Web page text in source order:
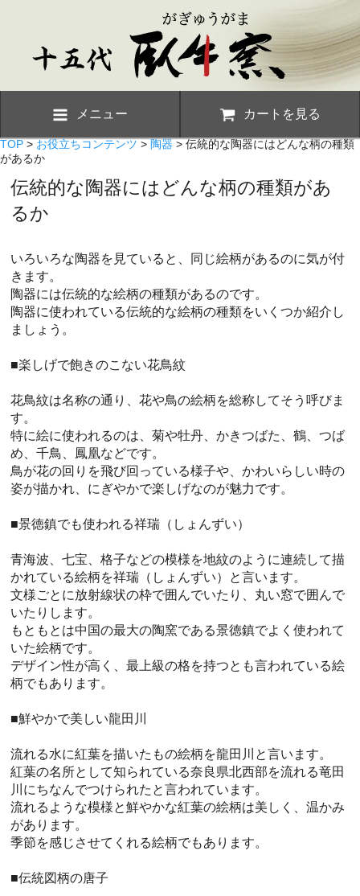
メニュー カートを見る
TOP > お役立ちコンテンツ > 陶器 > 伝統的な陶器にはどんな柄の種類
があるか
伝統的な陶器にはどんな柄の種類があ
るか
いろいろな陶器を見ていると、同じ絵柄があるのに気が付
きます。
陶器には伝統的な絵柄の種類があるのです。
陶器に使われている伝統的な絵柄の種類をいくつか紹介し
ましょう。
■楽しげで飽きのこない花鳥紋
花鳥紋は名称の通り、花や鳥の絵柄を総称してそう呼びま
す。
特に絵に使われるのは、菊や牡丹、かきつばた、鶴、つば
め、千鳥、鳳凰などです。
鳥が花の回りを飛び回っている様子や、かわいらしい時の
姿が描かれ、にぎやかで楽しげなのが魅力です。
■景徳鎮でも使われる祥瑞（しょんずい）
青海波、七宝、格子などの模様を地紋のように連続して描
かれている絵柄を祥瑞（しょんずい）と言います。
文様ごとに放射線状の枠で囲んでいたり、丸い窓で囲んで
いたりします。
もともとは中国の最大の陶窯である景徳鎮でよく使われて
いた絵柄です。
デザイン性が高く、最上級の格を持つとも言われている絵
柄でもあります。
■鮮やかで美しい龍田川
流れる水に紅葉を描いたもの絵柄を龍田川と言います。
紅葉の名所として知られている奈良県北西部を流れる竜田
川にちなんでつけられたと言われています。
流れるような模様と鮮やかな紅葉の絵柄は美しく、温かみ
があります。
季節を感じさせてくれる絵柄でもあります。
■伝統図柄の唐子